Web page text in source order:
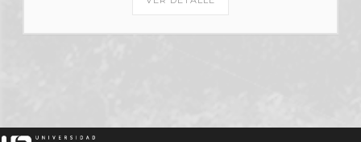
Mark of CertiProf, LLC. All rights reserved. -DEPC® is a (registered)